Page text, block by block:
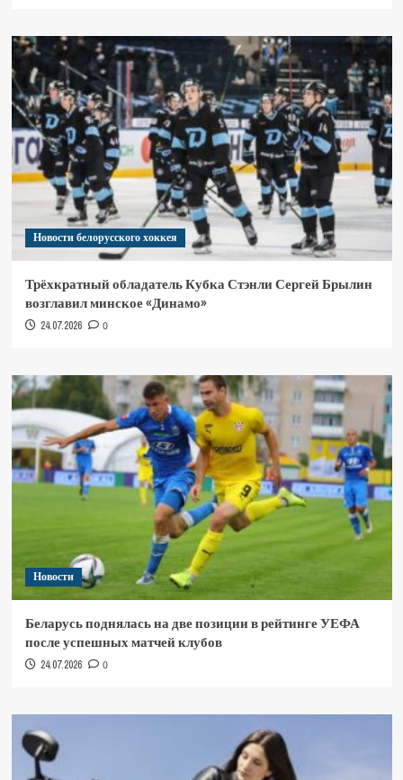
Новости белорусского хоккея
Трёхкратный обладатель Кубка Стэнли Сергей Брылин
возглавил минское «Динамо»
24.07.2026 0
Новости
Беларусь поднялась на две позиции в рейтинге УЕФА
после успешных матчей клубов
24.07.2026 0